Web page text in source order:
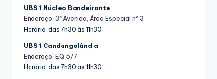
UBS 1 Núcleo Bandeirante
Endereço: 3ª Avenida, Área Especial nº 3
Horário: das 7h30 às 11h30
UBS 1 Candangolândia
Endereço: EQ 5/7
Horário: das 7h30 às 11h30